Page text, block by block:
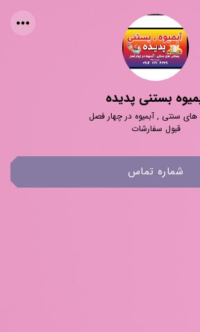
بستنی پدیده
سنتی , آبمیوه در چهار فصل
قبول سفارشات
شماره تماس